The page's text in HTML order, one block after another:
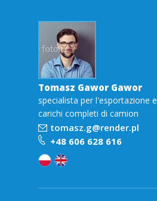
Tomasz Gawor Gawor
specialista per l'esportazione e
carichi completi di camion
tomasz.g@render.pl
+48 606 628 616